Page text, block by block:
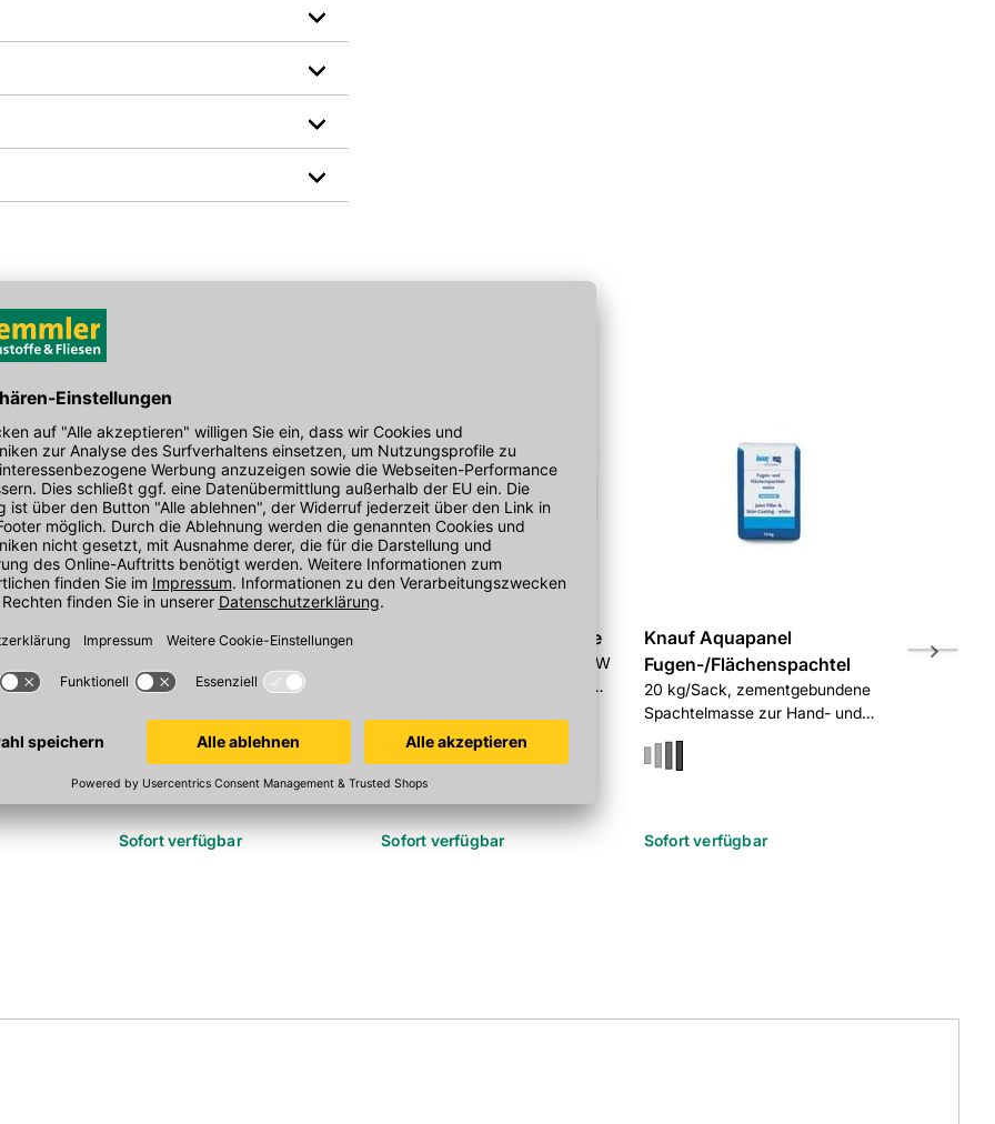
SN 40
V2A, mit
Packung
Knauf Aquapanel Fugenband
alkaliresistentes Glasgewebe, MW
Sofort verfügbar
Knauf Aquapanel Gewebe
1000x0,5 mm x 50m/Rolle, MW
Sofort verfügbar
Knauf Aquapanel
Fugen-/Flächenspachtel
20 kg/Sack, zementgebundene
Spachtelmasse zur Hand- und
Sofort verfügbar